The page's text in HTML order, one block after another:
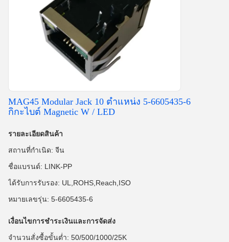
MAG45 Modular Jack 10 ตำแหน่ง 5-6605435-6
กิกะไบต์ Magnetic W / LED
รายละเอียดสินค้า
สถานที่กำเนิด: จีน
ชื่อแบรนด์: LINK-PP
ได้รับการรับรอง: UL,ROHS,Reach,ISO
หมายเลขรุ่น: 5-6605435-6
เงื่อนไขการชำระเงินและการจัดส่ง
จำนวนสั่งซื้อขั้นต่ำ: 50/500/1000/25K